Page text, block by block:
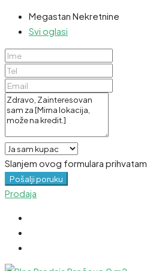
Megastan Nekretnine
Svi oglasi
Slanjem ovog formulara prihvatam
Pošalji poruku
Prodaja